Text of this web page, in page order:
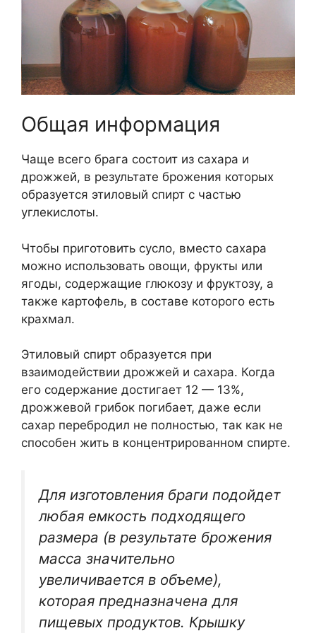
Общая информация
Чаще всего брага состоит из сахара и
дрожжей, в результате брожения которых
образуется этиловый спирт с частью
углекислоты.
Чтобы приготовить сусло, вместо сахара
можно использовать овощи, фрукты или
ягоды, содержащие глюкозу и фруктозу, а
также картофель, в составе которого есть
крахмал.
Этиловый спирт образуется при
взаимодействии дрожжей и сахара. Когда
его содержание достигает 12 — 13%,
дрожжевой грибок погибает, даже если
сахар перебродил не полностью, так как не
способен жить в концентрированном спирте.
Для изготовления браги подойдет
любая емкость подходящего
размера (в результате брожения
масса значительно
увеличивается в объеме),
которая предназначена для
пищевых продуктов. Крышку